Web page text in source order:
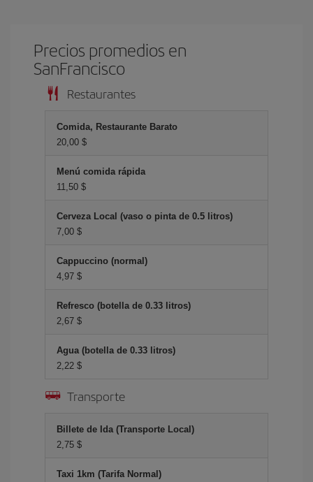
Precios promedios en
SanFrancisco
Restaurantes
Comida, Restaurante Barato
20,00 $
Menú comida rápida
11,50 $
Cerveza Local (vaso o pinta de 0.5 litros)
7,00 $
Cappuccino (normal)
4,97 $
Refresco (botella de 0.33 litros)
2,67 $
Agua (botella de 0.33 litros)
2,22 $
Transporte
Billete de Ida (Transporte Local)
2,75 $
Taxi 1km (Tarifa Normal)